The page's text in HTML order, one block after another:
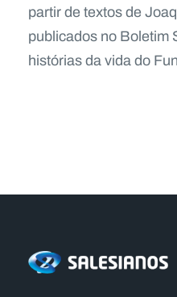
partir de textos de
publicados no Boletim
histórias da vida do